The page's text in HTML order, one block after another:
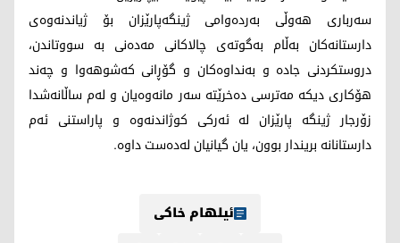
سەرباری هەوڵی بەردەوامی ژینگەپارێزان بۆ ژیاندنەوەی
دارستانەکان بەڵام بەگوتەی چالاکانی مەدەنی بە سووتاندن،
دروستکردنی جادە و بەنداوەکان و گۆڕانی کەشوهەوا و چەند
هۆکاری دیکە مەترسی دەخرێتە سەر مانەوەیان و لەم ساڵانەشدا
زۆرجار ژینگە پارێزان لە ئەرکی کوژاندنەوە و پاراستنی ئەم
دارستانانە بریندار بوون، یان گیانیان لەدەست داوە.
ئیلهام خاکی